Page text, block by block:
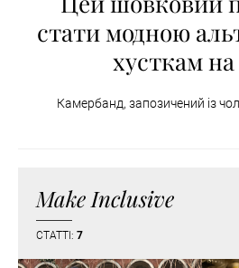
стати модною
хусткам на
Камербанд, запозичений із
Make Inclusive
СТАТТІ: 7